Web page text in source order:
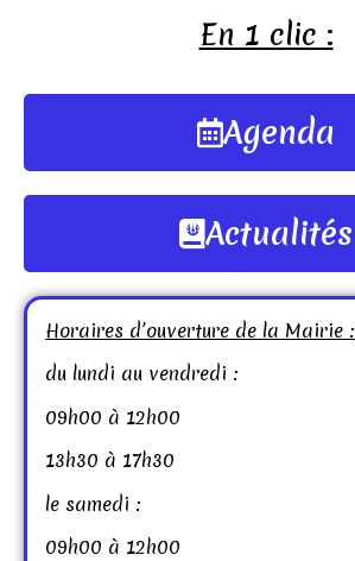
En 1 clic :
Agenda
Actualités
Horaires d’ouverture de la Mairie :
du lundi au vendredi :
09h00 à 12h00
13h30 à 17h30
le samedi :
09h00 à 12h00